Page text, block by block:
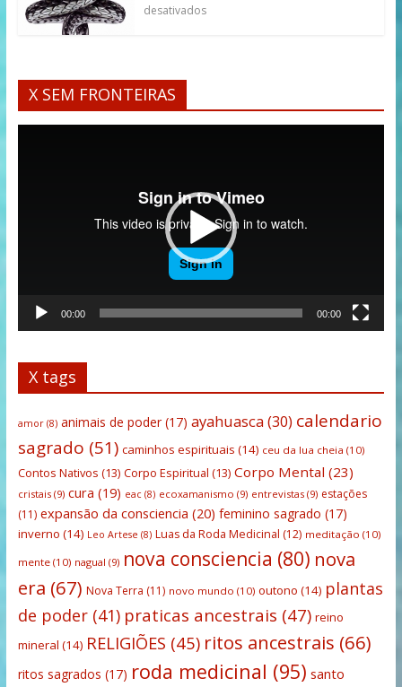
desativados
X SEM FRONTEIRAS
00:00 00:00
X tags
amor(8) animais de poder(17) ayahuasca(30) calendario
sagrado (51) caminhos espirituais (14) ceu da lua cheia (10)
Contos Nativos (13) Corpo Espiritual (13) Corpo Mental (23)
cristais(9) cura (19) eac(8) ecoxamanismo (9) entrevistas(9) estações
(11) expansão da consciencia (20) feminino sagrado (17)
inverno (14) Leo Artese (8) Luas da Roda Medicinal (12) meditação (10)
mente(10) nagual (9) nova consciencia (80) nova
era (67) Nova Terra (11) novo mundo (10) outono (14) plantas
de poder(41) praticas ancestrais (47) reino
mineral (14) RELIGIÕES (45) ritos ancestrais (66)
ritos sagrados (17) roda medicinal (95) santo